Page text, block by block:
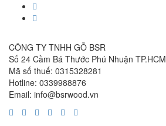
CÔNG TY TNHH GỖ BSR
Số 24 Cầm Bá Thước Phú Nhuận TP.HCM
Mã số thuế: 0315328281
Hotline: 0339988876
Email: info@bsrwood.vn